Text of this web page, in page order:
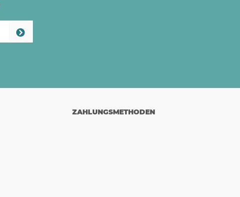
ZAHLUNGSMETHODEN